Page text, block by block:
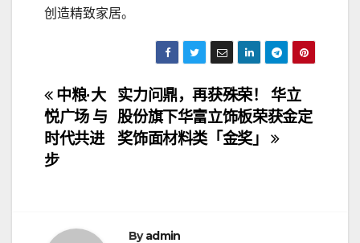
创造精致家居。
文
章
导
实力问鼎，再获殊荣！ 华立
股份旗下华富立饰板荣获金定
奖饰面材料类「金奖」
中粮·大
悦广场 与
时代共进
步
Byadmin